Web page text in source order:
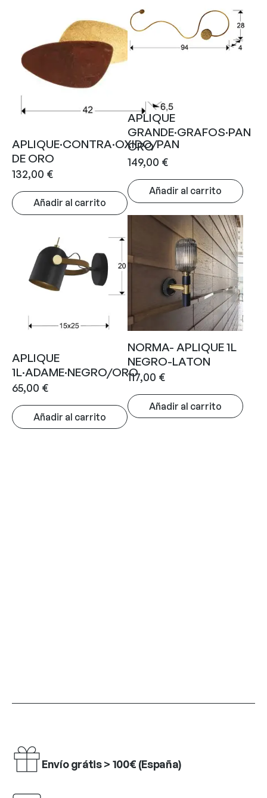
APLIQUE·CONTRA·OXIDO/PAN
DE ORO
132,00 €
Añadir al carrito
APLIQUE
GRANDE·GRAFOS·PAN
ORO
149,00 €
Añadir al carrito
APLIQUE
1L·ADAME·NEGRO/ORO
65,00 €
Añadir al carrito
NORMA- APLIQUE 1L
NEGRO-LATON
117,00 €
Añadir al carrito
Envío grátis > 100€ (España)